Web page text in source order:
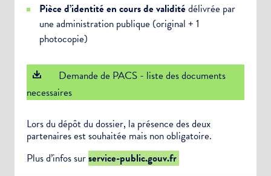
Pièce d’identité en cours de validitédélivrée par
une administration publique (original + 1
photocopie)
Demande de PACS - liste des documents
necessaires
Lors du dépôt du dossier, la présence des deux
partenaires est souhaitée mais non obligatoire.
Plus d’infos surservice-public.gouv.fr